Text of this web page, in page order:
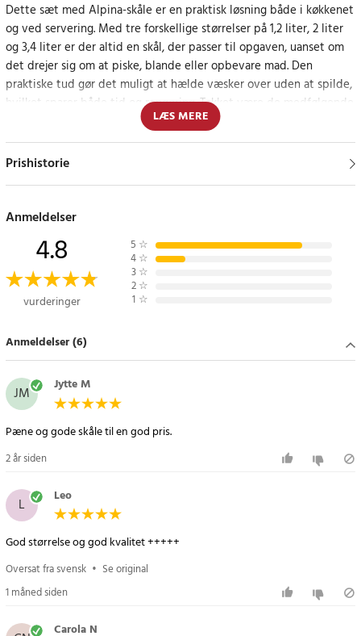
Dette sæt med Alpina-skåle er en praktisk løsning både i køkkenet
og ved servering. Med tre forskellige størrelser på 1,2 liter, 2 liter
og 3,4 liter er der altid en skål, der passer til opgaven, uanset om
det drejer sig om at piske, blande eller opbevare mad. Den
praktiske tud gør det muligt at hælde væsker over uden at spilde,
hvilket sparer både tid og rengøring. Takket være de medfølgende
låg kan maden nemt opbevares direkte i skålen og holde sig frisk i
længere tid.
Skålene fungerer lige så godt til bagning og madlavning som til
ethvert køkken.
Specifikation
- Volumen: ca. 1,2 L, 2 L og 3,4 L
- Funktion: Tud til nem hældning
- Mærke: Alpina
- Farve: Transparent med farvede låg
Article number :95430
LÆS MERE
Prishistorie
Anmeldelser
4.8
vurderinger
5 ☆
4 ☆
3 ☆
2 ☆
1 ☆
Anmeldelser (6)
JM Jytte M
Pæne og gode skåle til en god pris.
2 år siden
L Leo
God størrelse og god kvalitet +++++
Oversat fra svensk • Se original
1 måned siden
Carola N